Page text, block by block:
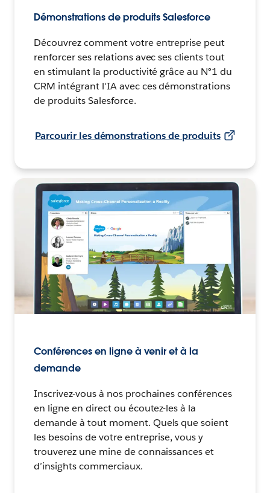
Démonstrations de produits Salesforce
Découvrez comment votre entreprise peut
renforcer ses relations avec ses clients tout
en stimulant la productivité grâce au N°1 du
CRM intégrant l'IA avec ces démonstrations
de produits Salesforce.
Parcourir les démonstrations de produits
Conférences en ligne à venir et à la
demande
Inscrivez-vous à nos prochaines conférences
en ligne en direct ou écoutez-les à la
demande à tout moment. Quels que soient
les besoins de votre entreprise, vous y
trouverez une mine de connaissances et
d’insights commerciaux.